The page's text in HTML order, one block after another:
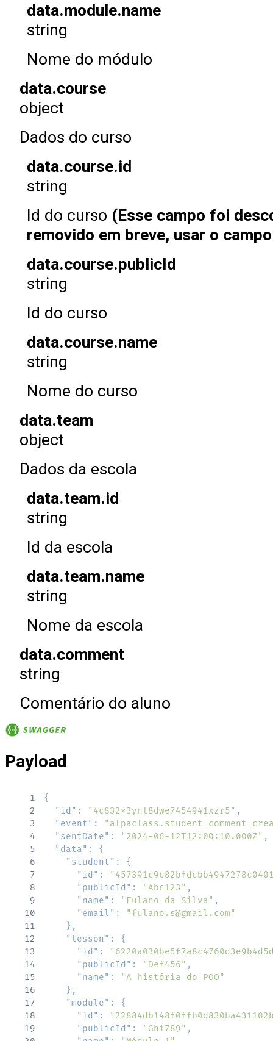
data.module.name
string
Nome do módulo
data.course
object
Dados do curso
data.course.id
string
Id do curso (Esse campo foi
removido em breve, usar o
data.course.publicId
string
Id do curso
data.course.name
string
Nome do curso
data.team
object
Dados da escola
data.team.id
string
Id da escola
data.team.name
string
Nome da escola
data.comment
string
Comentário do aluno
Payload
1
{
2
"id" : "4c832x3ynl8dwe7454941xzr5" ,
3
"event" :
4
"sentDate" : "2024-06-12T12:00:10.000Z" ,
5
"data" :
{
6
"student" :
{
7
"id" :
8
"publicId" : "Abc123" ,
9
"name" : "Fulano da Silva" ,
10
"email" :
"fulano.s@gmail.com"
11
} ,
12
"lesson" :
{
13
"id" :
14
"publicId" : "Def456" ,
15
"name" :
"A história do POO"
16
} ,
17
"module" :
{
18
"id" :
19
"publicId" : "Ghi789" ,